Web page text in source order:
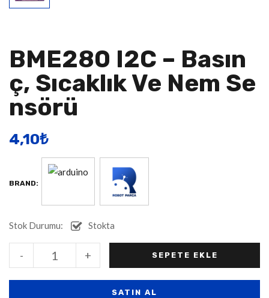
BME280 I2C – Basın
Ç, Sıcaklık Ve Nem Se
Nsörü
4,10​₺
BRAND:
Stok Durumu: Stokta
+
- SEPETE EKLE
SATIN AL
Alternative: